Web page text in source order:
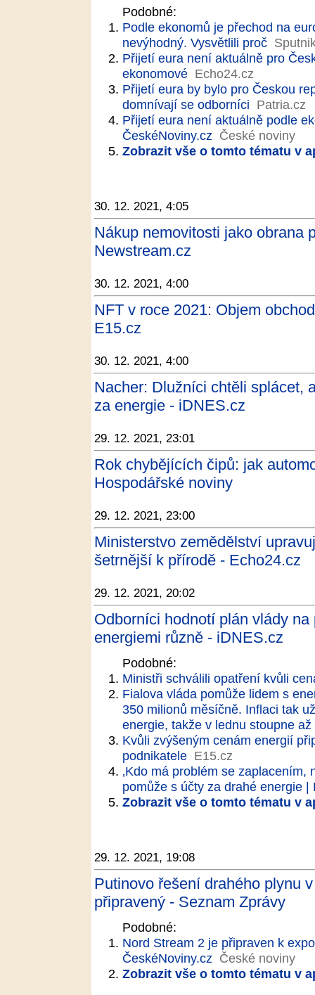
Podobné:
Podle ekonomů je přechod na
nevýhodný. Vysvětlili proč
Přijetí eura není aktuálně pro
ekonomové Echo24.cz
Přijetí eura by bylo pro Českou
domnívají se odborníci Patria.cz
Přijetí eura není aktuálně podle
ČeskéNoviny.cz České noviny
Zobrazit vše o tomto tématu v
30. 12. 2021, 4:05
Nákup nemovitosti jako obrana
Newstream.cz
30. 12. 2021, 4:00
NFT v roce 2021: Objem
E15.cz
30. 12. 2021, 4:00
Nacher: Dlužníci chtěli splácet,
za energie - iDNES.cz
29. 12. 2021, 23:01
Rok chybějících čipů: jak
Hospodářské noviny
29. 12. 2021, 23:00
Ministerstvo zemědělství
šetrnější k přírodě - Echo24.cz
29. 12. 2021, 20:02
Odborníci hodnotí plán vlády
energiemi různě - iDNES.cz
Podobné:
Ministři schválili opatření kvůli
Fialova vláda pomůže lidem s
350 milionů měsíčně. Inflaci tak
energie, takže v lednu stoupne
Kvůli zvýšeným cenám energií
podnikatele E15.cz
‚Kdo má problém se
pomůže s účty za drahé energie |
Zobrazit vše o tomto tématu v
29. 12. 2021, 19:08
Putinovo řešení drahého plynu
připravený - Seznam Zprávy
Podobné:
Nord Stream 2 je připraven k
ČeskéNoviny.cz České noviny
Zobrazit vše o tomto tématu v